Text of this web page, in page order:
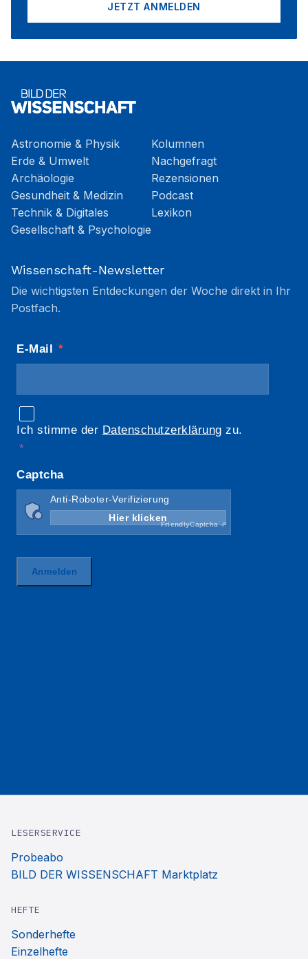
JETZT ANMELDEN
Astronomie & Physik
Erde & Umwelt
Archäologie
Gesundheit & Medizin
Technik & Digitales
Gesellschaft & Psychologie
Kolumnen
Nachgefragt
Rezensionen
Podcast
Lexikon
Wissenschaft-Newsletter
Die wichtigsten Entdeckungen der Woche direkt in Ihr
Postfach.
LESERSERVICE
Probeabo
BILD DER WISSENSCHAFT Marktplatz
HEFTE
Sonderhefte
Einzelhefte